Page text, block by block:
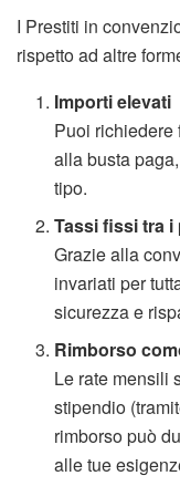
I Prestiti in
rispetto ad altre
Importi elevati
Puoi richiedere
alla busta
tipo.
Tassi fissi tra
Grazie alla
invariati per
sicurezza e
Rimborso
Le rate mensili
stipendio
rimborso può
alle tue